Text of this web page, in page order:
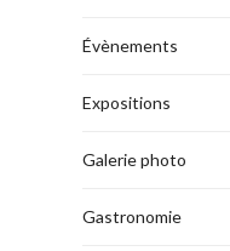
Évènements
Expositions
Galerie photo
Gastronomie